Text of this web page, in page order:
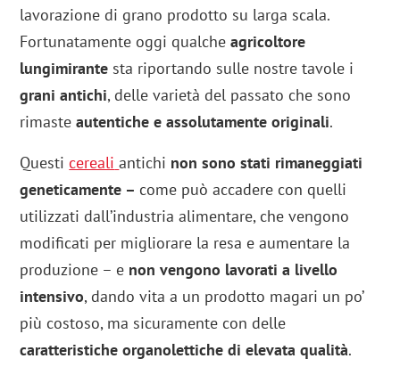
lavorazione di grano prodotto su larga scala.
Fortunatamente oggi qualcheagricoltore
lungimirante sta riportando sulle nostre tavole i
grani antichi, delle varietà del passato che sono
rimasteautentiche e assolutamente originali.
Questicereali antichi non sono stati rimaneggiati
geneticamente – come può accadere con quelli
utilizzati dall’industria alimentare, che vengono
modificati per migliorare la resa e aumentare la
produzione – e non vengono lavorati a livello
intensivo, dando vita a un prodotto magari un po’
più costoso, ma sicuramente con delle
caratteristiche organolettiche di elevata qualità.